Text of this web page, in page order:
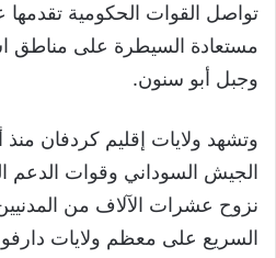
تواصل القوات الحكومية تقدمها
مستعادة السيطرة على مناطق
وجبل أبو سنون.
وتشهد ولايات إقليم كردفان منذ
الجيش السوداني وقوات الدعم
نزوح عشرات الآلاف من
السريع على معظم ولايات